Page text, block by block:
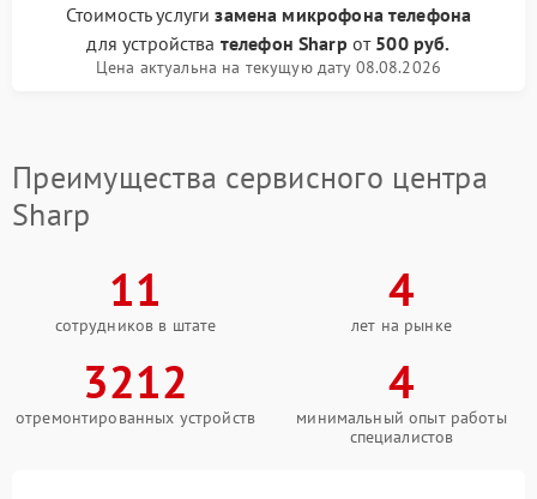
Стоимость услугизамена микрофона телефона
для устройства телефон Sharp от 500 руб.
Цена актуальна на текущую дату 08.08.2026
Преимущества сервисного центра
Sharp
11
сотрудников в штате
4
лет на рынке
3212
отремонтированных устройств
4
минимальный опыт работы
специалистов